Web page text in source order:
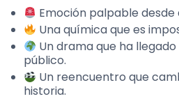
Emoción palpable desde
Una química que es
Un drama que ha
público.
Un reencuentro que
historia.